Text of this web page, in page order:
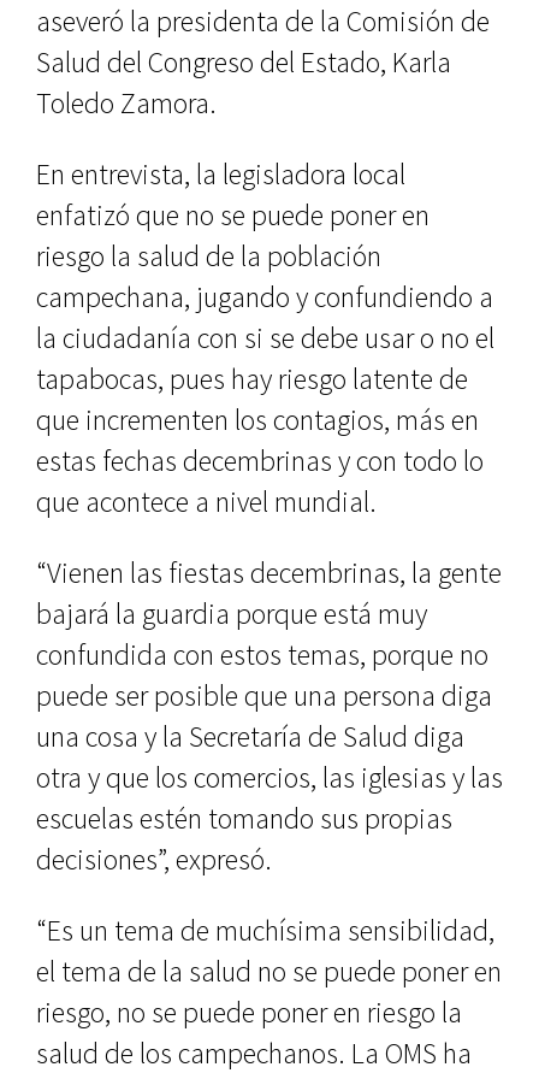
aseveró la presidenta de la Comisión de
Salud del Congreso del Estado, Karla
Toledo Zamora.
En entrevista, la legisladora local
enfatizó que no se puede poner en
riesgo la salud de la población
campechana, jugando y confundiendo a
la ciudadanía con si se debe usar o no el
tapabocas, pues hay riesgo latente de
que incrementen los contagios, más en
estas fechas decembrinas y con todo lo
que acontece a nivel mundial.
“Vienen las fiestas decembrinas, la gente
bajará la guardia porque está muy
confundida con estos temas, porque no
puede ser posible que una persona diga
una cosa y la Secretaría de Salud diga
otra y que los comercios, las iglesias y las
escuelas estén tomando sus propias
decisiones”, expresó.
“Es un tema de muchísima sensibilidad,
el tema de la salud no se puede poner en
riesgo, no se puede poner en riesgo la
salud de los campechanos. La OMS ha